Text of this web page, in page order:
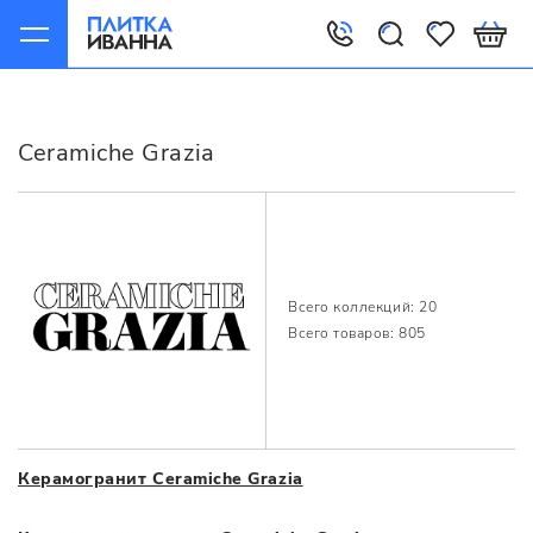
Ceramiche Grazia
Всего коллекций: 20
Всего товаров: 805
Керамогранит Ceramiche Grazia